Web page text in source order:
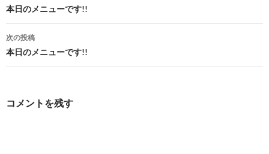
稿
ナ
ビ
ゲ
本日のメニューです!!
次の投稿
本日のメニューです!!
コメントを残す